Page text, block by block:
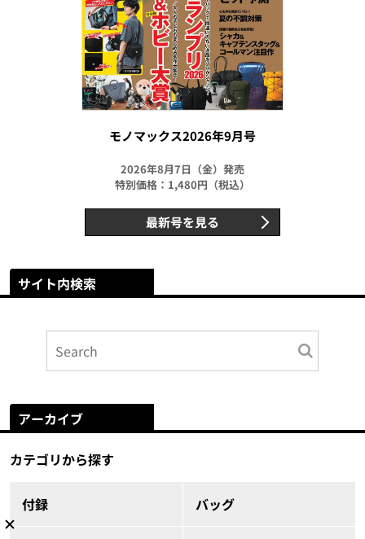
モノマックス2026年9月号
2026年8月7日（金）発売
特別価格：1,480円（税込）
最新号を見る
サイト内検索
アーカイブ
カテゴリから探す
付録 バッグ